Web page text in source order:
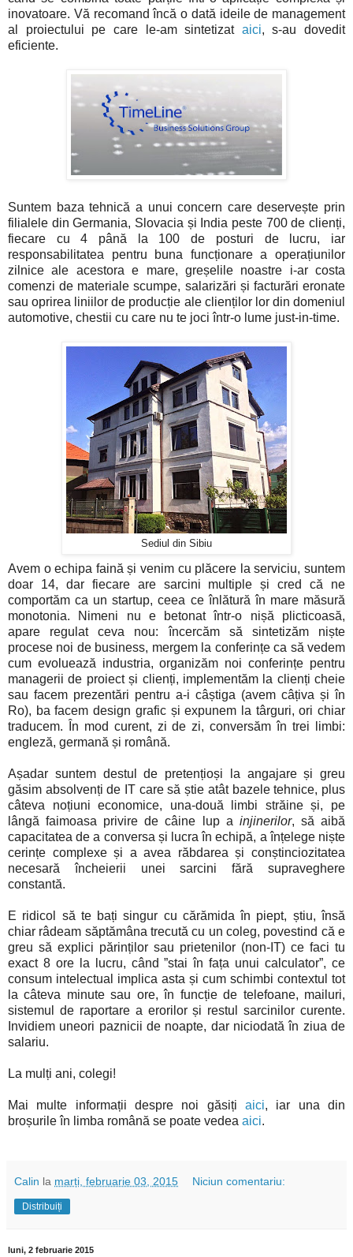
inovatoare. Vă recomand încă o dată ideile de management
al proiectului pe care le-am sintetizat aici, s-au dovedit
eficiente.
Suntem baza tehnică a unui concern care deservește prin
filialele din Germania, Slovacia și India peste 700 de clienți,
fiecare cu 4 până la 100 de posturi de lucru, iar
responsabilitatea pentru buna funcționare a operațiunilor
zilnice ale acestora e mare, greșelile noastre i-ar costa
comenzi de materiale scumpe, salarizări și facturări eronate
sau oprirea liniilor de producție ale clienților lor din domeniul
automotive, chestii cu care nu te joci într-o lume just-in-time.
Sediul din Sibiu
Avem o echipa faină și venim cu plăcere la serviciu, suntem
doar 14, dar fiecare are sarcini multiple și cred că ne
comportăm ca un startup, ceea ce înlătură în mare măsură
monotonia. Nimeni nu e betonat într-o nișă plicticoasă,
apare regulat ceva nou: încercăm să sintetizăm niște
procese noi de business, mergem la conferințe ca să vedem
cum evoluează industria, organizăm noi conferințe pentru
managerii de proiect și clienți, implementăm la clienți cheie
sau facem prezentări pentru a-i câștiga (avem câțiva și în
Ro), ba facem design grafic și expunem la târguri, ori chiar
traducem. În mod curent, zi de zi, conversăm în trei limbi:
engleză, germană și română.
Așadar suntem destul de pretențioși la angajare și greu
găsim absolvenți de IT care să știe atât bazele tehnice, plus
câteva noțiuni economice, una-două limbi străine și, pe
lângă faimoasa privire de câine lup a injinerilor, să aibă
capacitatea de a conversa și lucra în echipă, a înțelege niște
cerințe complexe și a avea răbdarea și conștinciozitatea
necesară încheierii unei sarcini fără supraveghere
constantă.
E ridicol să te bați singur cu cărămida în piept, știu, însă
chiar râdeam săptămâna trecută cu un coleg, povestind că e
greu să explici părinților sau prietenilor (non-IT) ce faci tu
exact 8 ore la lucru, când ”stai în fața unui calculator”, ce
consum intelectual implica asta și cum schimbi contextul tot
la câteva minute sau ore, în funcție de telefoane, mailuri,
sistemul de raportare a erorilor și restul sarcinilor curente.
Invidiem uneori paznicii de noapte, dar niciodată în ziua de
salariu.
La mulți ani, colegi!
Mai multe informații despre noi găsiți aici, iar una din
broșurile în limba română se poate vedea aici.
Calin la marți, februarie 03, 2015 Niciun comentariu:
Distribuiți
luni, 2 februarie 2015